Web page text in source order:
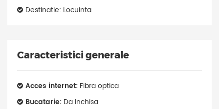
Destinatie: Locuinta
Caracteristici generale
Acces internet: Fibra optica
Bucatarie: Da Inchisa